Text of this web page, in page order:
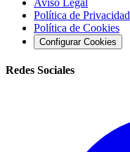
Política de Privacidad
Política de Cookies
Configurar Cookies
Redes Sociales